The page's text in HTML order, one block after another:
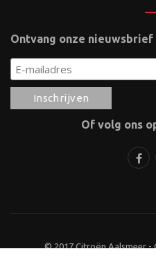
Ontvang onze nieuwsbrief
Of volg ons
© 2017 Citroën Aalsmeer -